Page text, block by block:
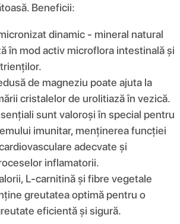
Beneficii:
dinamic - mineral natural
în mod activ microflora intestinală și
de magneziu poate ajuta la
cristalelor de urolitiază în vezică.
sunt valoroși în special pentru
imunitar, menținerea funcției
adecvate și
inflamatorii.
L-carnitină și fibre vegetale
greutatea optimă pentru o
eficientă și sigură.